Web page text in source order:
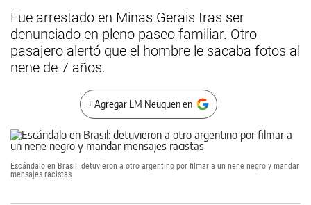
Fue arrestado en Minas Gerais tras ser
denunciado en pleno paseo familiar. Otro
pasajero alertó que el hombre le sacaba fotos al
nene de 7 años.
+ Agregar LM Neuquen en
Escándalo en Brasil: detuvieron a otro argentino por filmar a un nene negro y mandar
mensajes racistas